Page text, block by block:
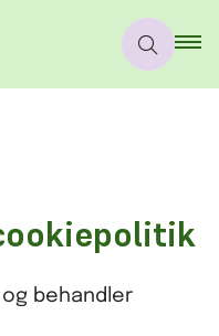
behandler